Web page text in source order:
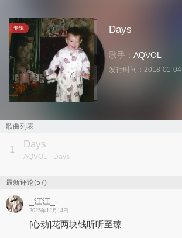
专辑 Days
歌手： AQVOL
发行时间： 2018-01-04
歌曲列表
1 Days
AQVOL - Days
最新评论(57)
_江江_-
2025年12月14日
[心动]花两块钱听听至臻